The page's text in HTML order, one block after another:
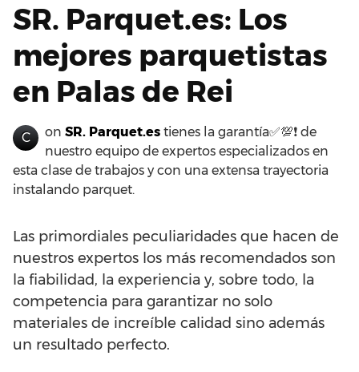
SR. Parquet.es: Los
mejores parquetistas
en Palas de Rei
C on SR. Parquet.es tienes la garantía✅💯❗ de
nuestro equipo de expertos especializados en
esta clase de trabajos y con una extensa trayectoria
instalando parquet.
Las primordiales peculiaridades que hacen de
nuestros expertos los más recomendados son
la fiabilidad, la experiencia y, sobre todo, la
competencia para garantizar no solo
materiales de increíble calidad sino además
un resultado perfecto.